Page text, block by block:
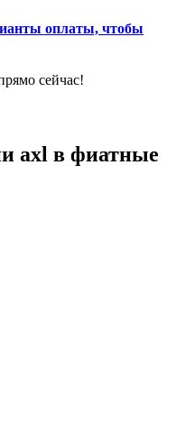
ежедневно
оплаты, чтобы
сейчас!
axl в фиатные